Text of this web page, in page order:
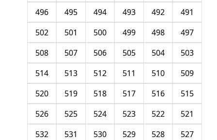
491
492
493
494
495
496
497
498
499
500
501
502
503
504
505
506
507
508
509
510
511
512
513
514
515
516
517
518
519
520
521
522
523
524
525
526
527
528
529
530
531
532